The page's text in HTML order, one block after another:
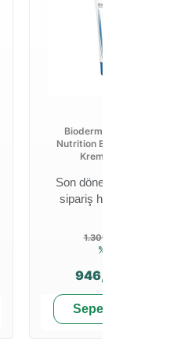
Bioderma Atoderm
Nutrition Besleyici Yüz
Kremi 40 ml
Son dönemde ilgi ve
sipariş hızı yüksek
1.301,85 TL
%27
946,80 TL
Sepete Ekle